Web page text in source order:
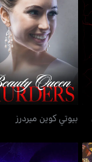
بيوتي كوين ميردرز
بيوتي كوين ميردرز